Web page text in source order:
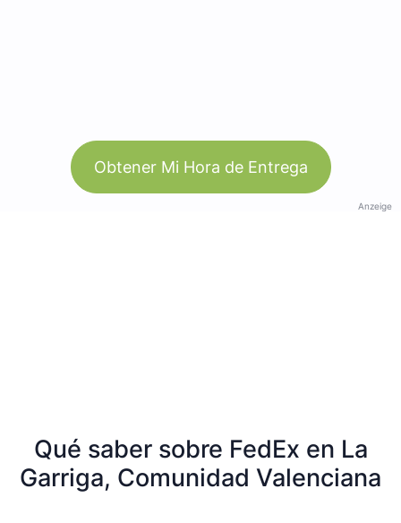
Obtener Mi Hora de Entrega
Anzeige
Qué saber sobre FedEx en La
Garriga, Comunidad Valenciana